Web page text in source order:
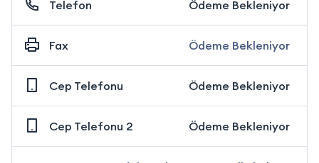
Telefon Ödeme Bekleniyor
Fax Ödeme Bekleniyor
Cep Telefonu Ödeme Bekleniyor
Cep Telefonu 2 Ödeme Bekleniyor